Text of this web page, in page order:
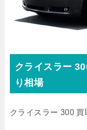
クライスラー
り相場
クライスラー 300 買